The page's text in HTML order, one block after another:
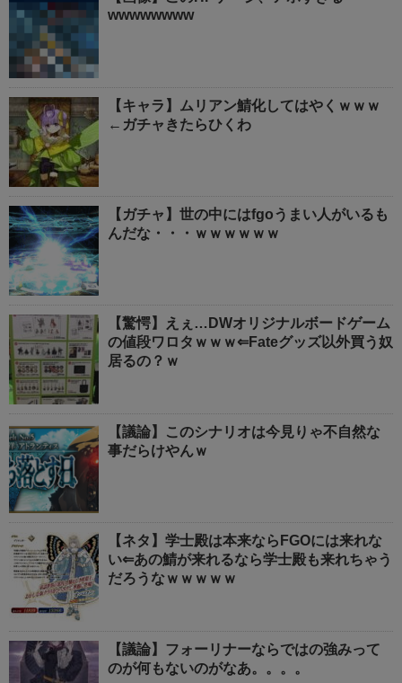
wwwwwwww
【キャラ】ムリアン鯖化してはやくｗｗｗ
←ガチャきたらひくわ
【ガチャ】世の中にはfgoうまい人がいるも
んだな・・・ｗｗｗｗｗｗ
【驚愕】えぇ…DWオリジナルボードゲーム
の値段ワロタｗｗｗ⇐Fateグッズ以外買う奴
居るの？ｗ
【議論】このシナリオは今見りゃ不自然な
事だらけやんｗ
【ネタ】学士殿は本来ならFGOには来れな
い⇐あの鯖が来れるなら学士殿も来れちゃう
だろうなｗｗｗｗｗ
【議論】フォーリナーならではの強みって
のが何もないのがなあ。。。。